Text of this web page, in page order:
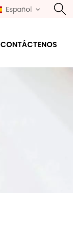
Español
CONTÁCTENOS